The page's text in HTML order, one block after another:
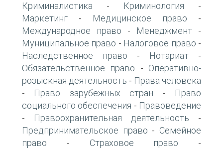
Криминалистика - Криминология -
Маркетинг - Медицинское право -
Международное право - Менеджмент -
Муниципальное право - Налоговое право -
Наследственное право - Нотариат -
Обязательственное право - Оперативно-
розыскная деятельность - Права человека
- Право зарубежных стран -
Право
социального обеспечения - Правоведение
- Правоохранительная деятельность -
Предпринимательское право - Семейное
право - Страховое право -